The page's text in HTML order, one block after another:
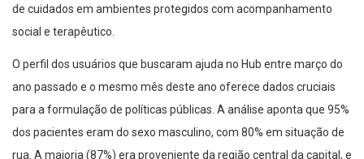
de cuidados em ambientes protegidos com acompanhamento
social e terapêutico.
O perfil dos usuários que buscaram ajuda no Hub entre março do
ano passado e o mesmo mês deste ano oferece dados cruciais
para a formulação de políticas públicas. A análise aponta que 95%
dos pacientes eram do sexo masculino, com 80% em situação de
rua. A maioria (87%) era proveniente da região central da capital, e